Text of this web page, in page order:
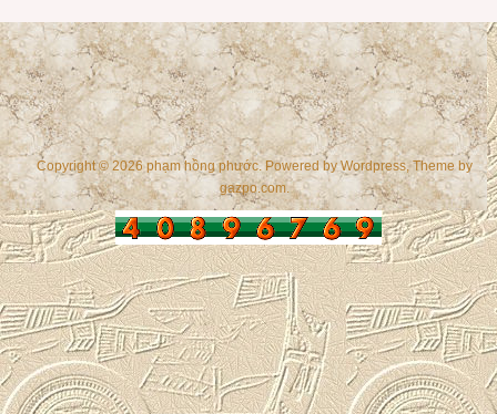
Copyright © 2026 phạm hồng phước. Powered byWordpress, Theme by
gazpo.com.